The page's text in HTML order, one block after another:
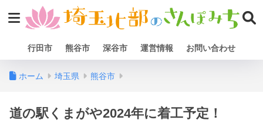
行田市 熊谷市 深谷市 運営情報 お問い合わせ
ホーム 埼玉県 熊谷市
道の駅くまがや2024年に着工予定！